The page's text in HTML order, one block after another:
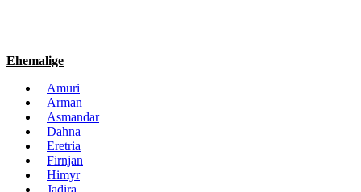
Ehemalige
Amuri
Arman
Asmandar
Dahna
Eretria
Firnjan
Himyr
Jadira